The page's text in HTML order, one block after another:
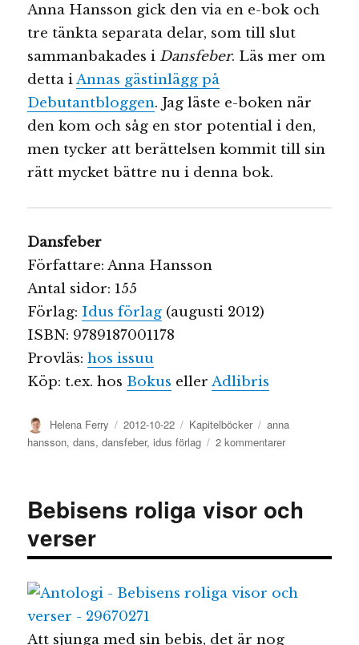
Anna Hansson gick den via en e-bok och
tre tänkta separata delar, som till slut
sammanbakades iDansfeber. Läs mer om
detta iAnnas gästinlägg på
Debutantbloggen. Jag läste e-boken när
den kom och såg en stor potential i den,
men tycker att berättelsen kommit till sin
rätt mycket bättre nu i denna bok.
Dansfeber
Författare: Anna Hansson
Antal sidor: 155
Förlag: Idus förlag (augusti 2012)
ISBN: 9789187001178
Provläs:hos issuu
Köp: t.ex. hos Bokus ellerAdlibris
Författare
Helena Ferry
Publicerat
den
2012-10-22 Kategorier
Kapitelböcker Etiketter
anna
hansson,dans,dansfeber,idus förlag 2 kommentarertill
Bebisens roliga visor och
verser
Att sjunga med sin bebis, det är nog